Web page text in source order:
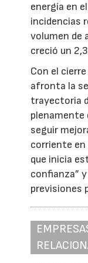
energía en
incidencias
volumen de
creció un
Con el
afronta la
trayectoria
plenamente
seguir
corriente en
que inicia
confianza”
previsiones